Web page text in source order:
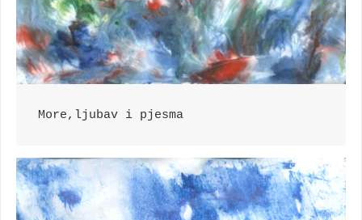
More,ljubav i pjesma